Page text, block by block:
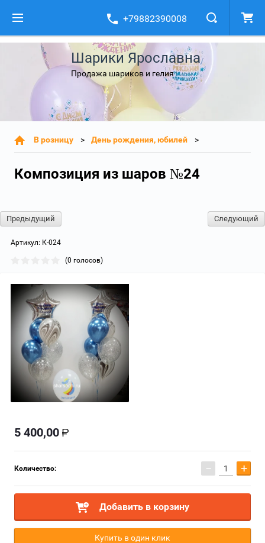
+79882390008
Шарики Ярославна
Продажа шариков и гелия
В розницу День рождения, юбилей
Композиция из шаров №24
Предыдущий Следующий
Артикул: К-024
(0 голосов)
5 400,00
Количество: − +
Добавить в корзину
Купить в один клик